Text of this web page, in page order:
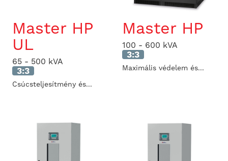
Master HP
UL
65 - 500 kVA
3:3
Csúcsteljesítmény és...
Master HP
100 - 600 kVA
3:3
Maximális védelem és...